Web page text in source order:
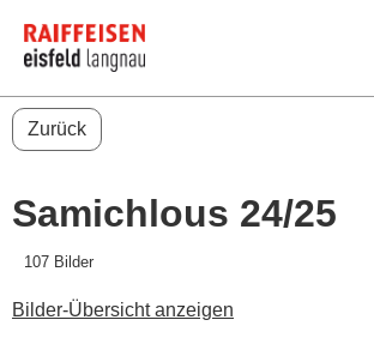
Zurück
Samichlous 24/25
107 Bilder
Bilder-Übersicht anzeigen